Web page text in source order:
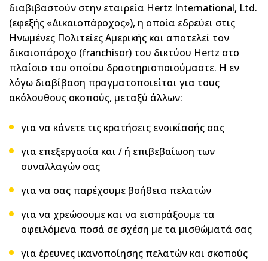
διαβιβαστούν στην εταιρεία Hertz International, Ltd.
(εφεξής «Δικαιοπάροχος»), η οποία εδρεύει στις
Ηνωμένες Πολιτείες Αμερικής και αποτελεί τον
δικαιοπάροχο (franchisor) του δικτύου Hertz στο
πλαίσιο του οποίου δραστηριοποιούμαστε. Η εν
λόγω διαβίβαση πραγματοποιείται για τους
ακόλουθους σκοπούς, μεταξύ άλλων:
για να κάνετε τις κρατήσεις ενοικίασής σας
για επεξεργασία και / ή επιβεβαίωση των
συναλλαγών σας
για να σας παρέχουμε βοήθεια πελατών
για να χρεώσουμε και να εισπράξουμε τα
οφειλόμενα ποσά σε σχέση με τα μισθώματά σας
για έρευνες ικανοποίησης πελατών και σκοπούς